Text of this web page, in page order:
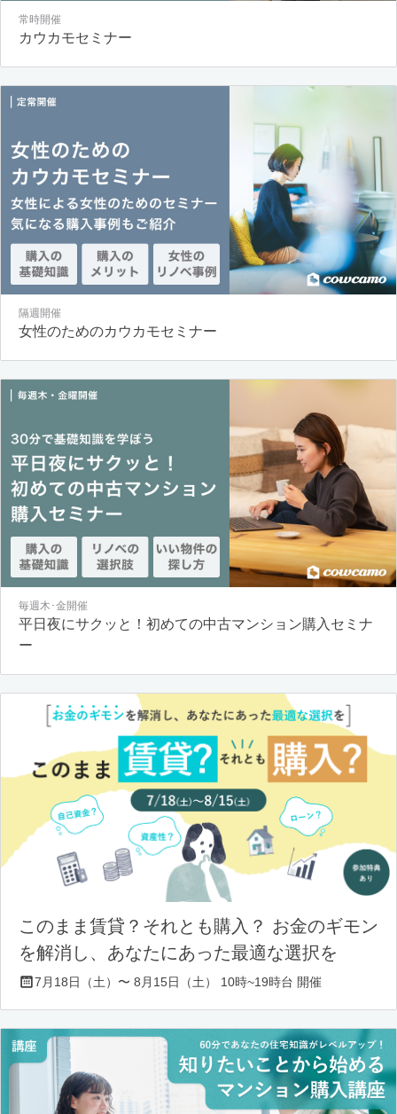
常時開催
カウカモセミナー
隔週開催
女性のためのカウカモセミナー
毎週木･金開催
平日夜にサクッと！初めての中古マンション購入セミナ
ー
このまま賃貸？それとも購入？ お金のギモン
を解消し、あなたにあった最適な選択を
7月18日（土）〜 8月15日（土） 10時~19時台 開催